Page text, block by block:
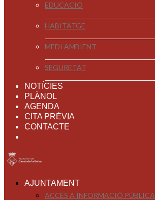
EDUCACIÓ
HABITATGE
MEDI AMBIENT
SEGURETAT
NOTÍCIES
PLÀNOL
AGENDA
CITA PRÈVIA
CONTACTE
AJUNTAMENT
ACCÉS A INFORMACIÓ PÚBLICA